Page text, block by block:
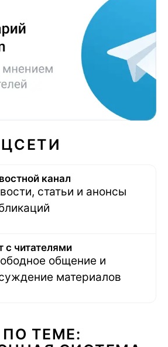
канал
статьи и анонсы
с читателями
общение и
материалов
ТЕМЕ: